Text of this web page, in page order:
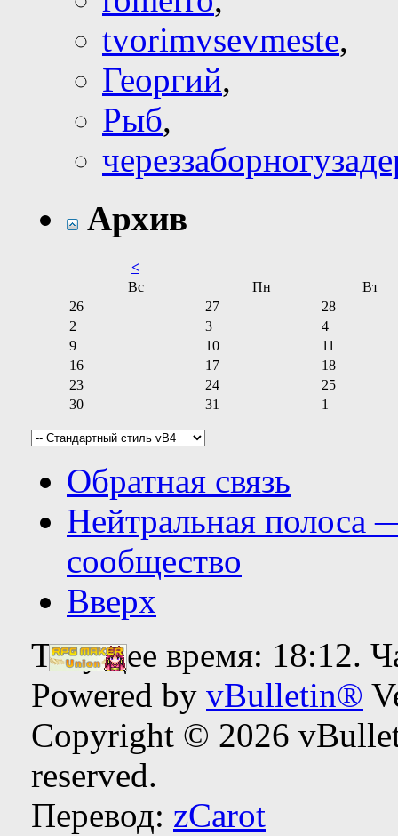
tvorimvsevmeste,
Георгий,
Рыб,
Архив
<
Вс
Пн
Вт
26
27
28
2
3
4
9
10
11
16
17
18
23
24
25
30
31 1
Обратная связь
Нейтральная полоса
сообщество
Вверх
Текущее время: 18:12.
Powered by vBulletin®
Copyright © 2026
reserved.
Перевод: zCarot